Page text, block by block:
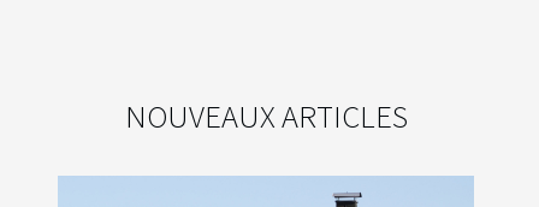
NOUVEAUX ARTICLES